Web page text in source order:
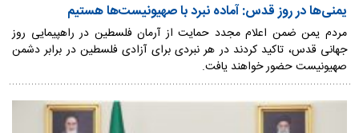
یمنی‌ها در روز قدس: آماده نبرد با صهیونیست‌ها هستیم
مردم یمن ضمن اعلام مجدد حمایت از آرمان فلسطین در راهپیمایی روز
جهانی قدس، تاکید کردند در هر نبردی برای آزادی فلسطین در برابر دشمن
صهیونیست حضور خواهند یافت.